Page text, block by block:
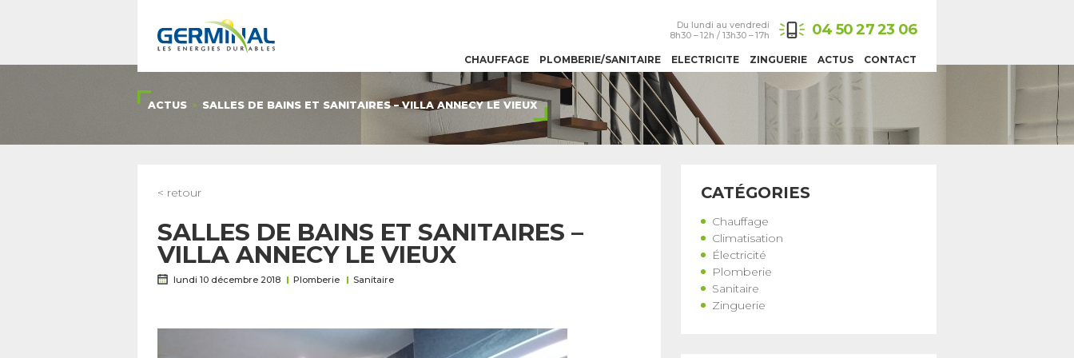
Du lundi au vendredi
8h30 – 12h / 13h30 – 17h
04 50 27 23 06
CHAUFFAGE PLOMBERIE/SANITAIRE ELECTRICITE ZINGUERIE ACTUS CONTACT
ACTUS > SALLES DE BAINS ET SANITAIRES – VILLA ANNECY LE VIEUX
< retour
SALLES DE BAINS ET SANITAIRES –
VILLA ANNECY LE VIEUX
lundi 10 décembre 2018 Plomberie Sanitaire
CATÉGORIES
Chauffage
Climatisation
Électricité
Plomberie
Sanitaire
Zinguerie